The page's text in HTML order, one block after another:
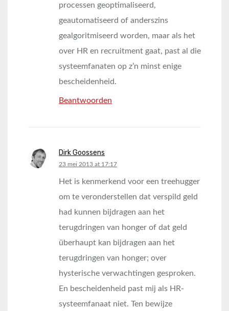
processen geoptimaliseerd,
geautomatiseerd of anderszins
gealgoritmiseerd worden, maar als het
over HR en recruitment gaat, past al die
systeemfanaten op z’n minst enige
bescheidenheid.
Beantwoorden
Dirk Goossens
says:
23 mei 2013 at 17:17
Het is kenmerkend voor een treehugger
om te veronderstellen dat verspild geld
had kunnen bijdragen aan het
terugdringen van honger of dat geld
überhaupt kan bijdragen aan het
terugdringen van honger; over
hysterische verwachtingen gesproken.
En bescheidenheid past mij als HR-
systeemfanaat niet. Ten bewijze